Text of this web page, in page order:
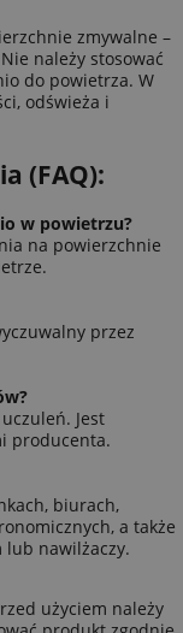
zmywalne –
należy stosować
do powietrza. W
odświeża i
(FAQ):
w powietrzu?
na powierzchnie
przez
Jest
producenta.
biurach,
a także
nawilżaczy.
użyciem należy